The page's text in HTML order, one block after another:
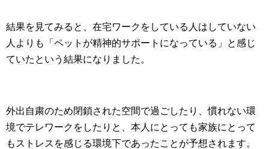
結果を見てみると、在宅ワークをしている人はしていない
人よりも「ペットが精神的サポートになっている」と感じ
ていたという結果になりました。
外出自粛のため閉鎖された空間で過ごしたり、慣れない環
境でテレワークをしたりと、本人にとっても家族にとって
もストレスを感じる環境下であったことが予想されます。